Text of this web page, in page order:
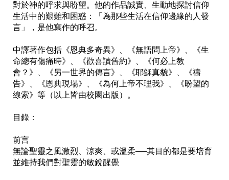
對於神的呼求與盼望。他的作品誠實、生動地探討信仰
生活中的艱難和困惑：「為那些生活在信仰邊緣的人發
言」，是他寫作的呼召。
中譯著作包括《恩典多奇異》、《無語問上帝》、《生
命總有傷痛時》、《歡喜讀舊約》、《何必上教
會？》、《另一世界的傳言》、《耶穌真貌》、《禱
告》、《恩典現場》、《為何上帝不理我》、《盼望的
線索》等（以上皆由校園出版）。
目錄：
前言
無論聖靈之風激烈、涼爽、或溫柔──其目的都是要培育
並維持我們對聖靈的敏銳醒覺